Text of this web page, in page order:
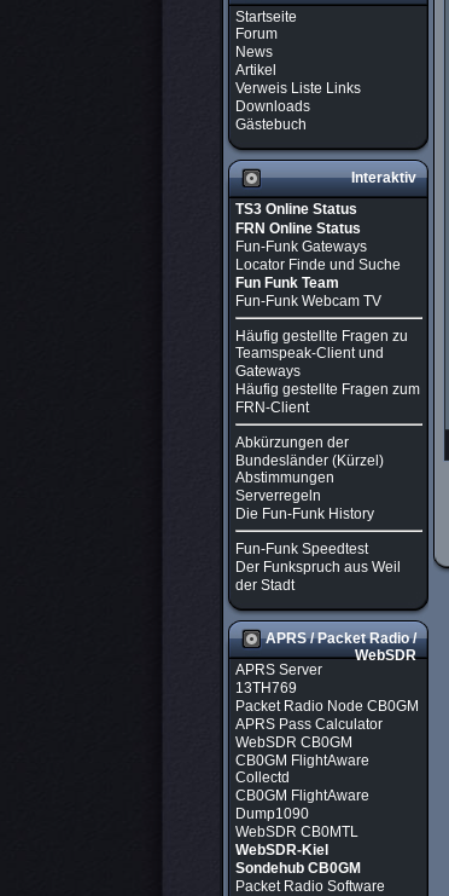
Startseite
Forum
News
Artikel
Verweis Liste Links
Downloads
Gästebuch
Interaktiv
TS3 Online Status
FRN Online Status
Fun-Funk Gateways
Locator Finde und Suche
Fun Funk Team
Fun-Funk Webcam TV
Häufig gestellte Fragen zu
Teamspeak-Client und
Gateways
Häufig gestellte Fragen zum
FRN-Client
Abkürzungen der
Bundesländer (Kürzel)
Abstimmungen
Serverregeln
Die Fun-Funk History
Fun-Funk Speedtest
Der Funkspruch aus Weil
der Stadt
APRS / Packet Radio /
WebSDR
APRS Server
13TH769
Packet Radio Node CB0GM
APRS Pass Calculator
WebSDR CB0GM
CB0GM FlightAware
Collectd
CB0GM FlightAware
Dump1090
WebSDR CB0MTL
WebSDR-Kiel
Sondehub CB0GM
Packet Radio Software